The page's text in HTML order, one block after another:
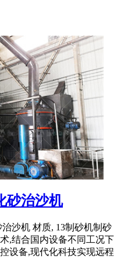
砂治沙机
沙机 材质, 13制砂机制砂
,结合国内设备不同工况下
设备,现代化科技实现远程